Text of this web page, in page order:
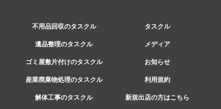
不用品回収のタスクル
遺品整理のタスクル
ゴミ屋敷片付けのタスクル
産業廃棄物処理のタスクル
解体工事のタスクル
タスクル
メディア
お知らせ
利用規約
新規出店の方はこちら